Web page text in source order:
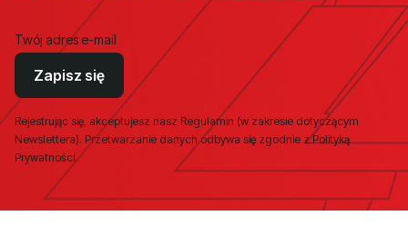
Twój adres e-mail
Zapisz się
Rejestrując się, akceptujesz nasz Regulamin (w zakresie dotyczącym
Newslettera). Przetwarzanie danych odbywa się zgodnie z Polityką
Prywatności.